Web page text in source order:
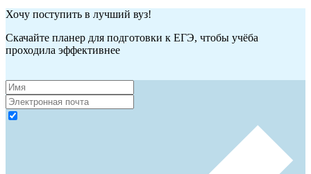
Хочу поступить в лучший вуз!
Скачайте планер для подготовки к ЕГЭ, чтобы учёба
проходила эффективнее